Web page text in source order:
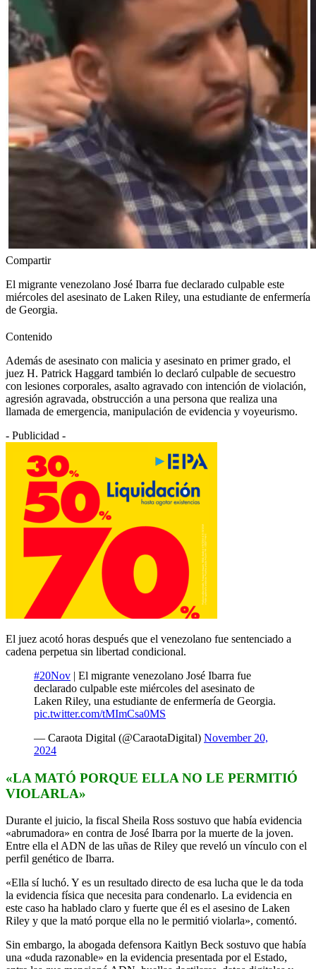
Compartir
El migrante venezolano José Ibarra fue declarado culpable este
miércoles del asesinato de Laken Riley, una estudiante de enfermería
de Georgia.
Contenido
Además de asesinato con malicia y asesinato en primer grado, el
juez H. Patrick Haggard también lo declaró culpable de secuestro
con lesiones corporales, asalto agravado con intención de violación,
agresión agravada, obstrucción a una persona que realiza una
llamada de emergencia, manipulación de evidencia y voyeurismo.
- Publicidad -
El juez acotó horas después que el venezolano fue sentenciado a
cadena perpetua sin libertad condicional.
#20Nov | El migrante venezolano José Ibarra fue
declarado culpable este miércoles del asesinato de
Laken Riley, una estudiante de enfermería de Georgia.
pic.twitter.com/tMImCsa0MS
— Caraota Digital (@CaraotaDigital) November 20,
2024
«LA MATÓ PORQUE ELLA NO LE PERMITIÓ
VIOLARLA»
Durante el juicio, la fiscal Sheila Ross sostuvo que había evidencia
«abrumadora» en contra de José Ibarra por la muerte de la joven.
Entre ella el ADN de las uñas de Riley que reveló un vínculo con el
perfil genético de Ibarra.
«Ella sí luchó. Y es un resultado directo de esa lucha que le da toda
la evidencia física que necesita para condenarlo. La evidencia en
este caso ha hablado claro y fuerte que él es el asesino de Laken
Riley y que la mató porque ella no le permitió violarla», comentó.
Sin embargo, la abogada defensora Kaitlyn Beck sostuvo que había
una «duda razonable» en la evidencia presentada por el Estado,